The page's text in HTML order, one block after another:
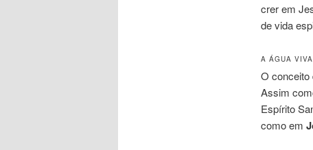
crer em
de vida
A ÁGUA
O conceito
Assim
Espírito
como em